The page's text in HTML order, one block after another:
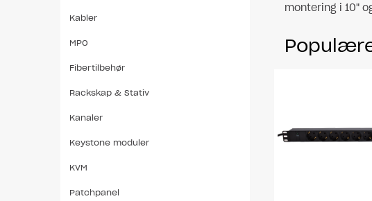
Kabler
MPO
Fibertilbehør
Rackskap & Stativ
Kanaler
Keystone moduler
KVM
Patchpanel
montering i 10"